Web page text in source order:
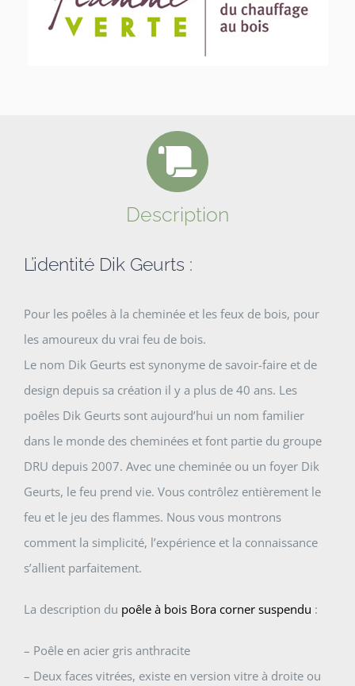
Description
L’identité Dik Geurts :
Pour les poêles à la cheminée et les feux de bois, pour
les amoureux du vrai feu de bois.
Le nom Dik Geurts est synonyme de savoir-faire et de
design depuis sa création il y a plus de 40 ans. Les
poêles Dik Geurts sont aujourd’hui un nom familier
dans le monde des cheminées et font partie du groupe
DRU depuis 2007. Avec une cheminée ou un foyer Dik
Geurts, le feu prend vie. Vous contrôlez entièrement le
feu et le jeu des flammes. Nous vous montrons
comment la simplicité, l’expérience et la connaissance
s’allient parfaitement.
La description du poêle à bois Bora corner suspendu :
– Poêle en acier gris anthracite
– Deux faces vitrées, existe en version vitre à droite ou